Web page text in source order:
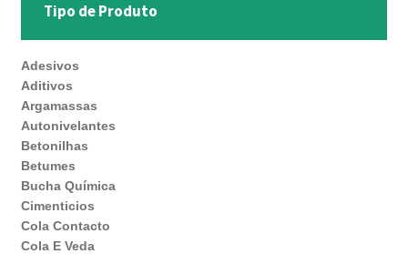
Tipo de Produto
Adesivos
Aditivos
Argamassas
Autonivelantes
Betonilhas
Betumes
Bucha Química
Cimenticios
Cola Contacto
Cola E Veda